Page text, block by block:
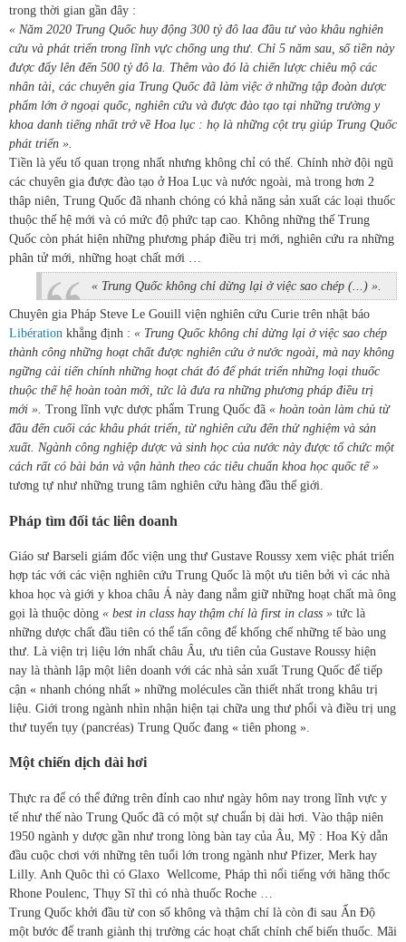
trong thời gian gần đây :
« Năm 2020 Trung Quốc huy động 300 tỷ đô laa đầu tư vào khâu nghiên
cứu và phát triển trong lĩnh vực chống ung thư. Chỉ 5 năm sau, số tiền này
được đẩy lên đến 500 tỷ đô la. Thêm vào đó là chiến lược chiêu mộ các
nhân tài, các chuyên gia Trung Quốc đã làm việc ở những tập đoàn dược
phẩm lớn ở ngoại quốc, nghiên cứu và được đào tạo tại những trường y
khoa danh tiếng nhất trở về Hoa lục : họ là những cột trụ giúp Trung Quốc
phát triển ».
Tiền là yếu tố quan trọng nhất nhưng không chỉ có thế. Chính nhờ đội ngũ
các chuyên gia được đào tạo ở Hoa Lục và nước ngoài, mà trong hơn 2
thâp niên, Trung Quốc đã nhanh chóng có khả năng sản xuất các loại thuốc
thuộc thế hệ mới và có mức độ phức tạp cao. Không những thế Trung
Quốc còn phát hiện những phương pháp điều trị mới, nghiên cứu ra những
phân tử mới, những hoạt chất mới …
« Trung Quốc không chỉ dừng lại ở việc sao chép (...) ».
Chuyên gia Pháp Steve Le Gouill viện nghiên cứu Curie trên nhật báo
Libération khẳng định : « Trung Quốc không chỉ dừng lại ở việc sao chép
thành công những hoạt chất được nghiên cứu ở nước ngoài, mà nay không
ngững cải tiến chính những hoạt chát đó để phát triển những loại thuốc
thuộc thế hệ hoàn toàn mới, tức là đưa ra những phương pháp điều trị
mới ». Trong lĩnh vực dược phẩm Trung Quốc đã « hoàn toàn làm chủ từ
đầu đến cuối các khâu phát triển, từ nghiên cứu đến thử nghiệm và sản
xuất. Ngành công nghiệp dược và sinh học của nước này được tổ chức một
cách rất có bài bản và vận hành theo các tiêu chuẩn khoa học quốc tế »
tương tự như những trung tâm nghiên cứu hàng đầu thế giới.
Pháp tìm đối tác liên doanh
Giáo sư Barseli giám đốc viện ung thư Gustave Roussy xem việc phát triển
hợp tác với các viện nghiên cứu Trung Quốc là một ưu tiên bởi vì các nhà
khoa học và giới y khoa châu Á này đang nắm giữ những hoạt chất mà ông
gọi là thuộc dòng « best in class hay thậm chí là first in class » tức là
những dược chất đầu tiên có thể tấn công để khống chế những tế bào ung
thư. Là viện trị liệu lớn nhất châu Âu, ưu tiên của Gustave Roussy hiện
nay là thành lập một liên doanh với các nhà sản xuất Trung Quốc để tiếp
cận « nhanh chóng nhất » những molécules cần thiết nhất trong khâu trị
liệu. Giới trong ngành nhìn nhận hiện tại chữa ung thư phổi và điều trị ung
thư tuyến tụy (pancréas) Trung Quốc đang « tiên phong ».
Một chiến dịch dài hơi
Thực ra để có thể đứng trên đỉnh cao như ngày hôm nay trong lĩnh vực y
tế như thế nào Trung Quốc đã có một sự chuẩn bị dài hơi. Vào thập niên
1950 ngành y dược gần như trong lòng bàn tay của Âu, Mỹ : Hoa Kỳ dẫn
đầu cuộc chơi với những tên tuổi lớn trong ngành như Pfizer, Merk hay
Lilly. Anh Quôc thì có Glaxo Wellcome, Pháp thì nổi tiếng với hãng thốc
Rhone Poulenc, Thụy Sĩ thì có nhà thuốc Roche …
Trung Quốc khởi đầu từ con số không và thậm chí là còn đi sau Ấn Độ
một bước để tranh giành thị trường các hoạt chất chính chế biến thuốc. Mãi